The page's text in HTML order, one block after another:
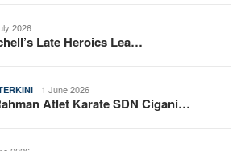
2026
Late Heroics Lea…
1 June 2026
Atlet Karate SDN Cigani…